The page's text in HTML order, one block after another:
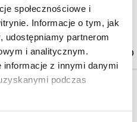
społecznościowe i
Informacje o tym, jak
partnerom
i analitycznym.
informacje z innymi danymi
podczas
dł. 79 cm, szer. 17 cm.